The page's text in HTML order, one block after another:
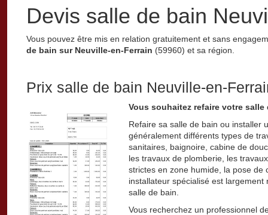
Devis salle de bain
Vous pouvez être mis en relation gratuitement et sans
de bain sur Neuville-en-Ferrain (59960) et sa région.
Prix salle de bain Neuville-en-
Vous souhaitez refaire votre
Refaire sa salle de bain ou installer
généralement différents types de
sanitaires, baignoire, cabine de
les travaux de plomberie, les
strictes en zone humide, la pose
installateur spécialisé est
salle de bain.
Vous recherchez un professionnel